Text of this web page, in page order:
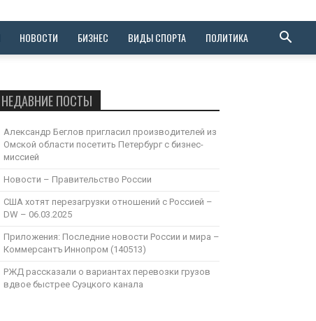
НОВОСТИ БИЗНЕС ВИДЫ СПОРТА ПОЛИТИКА
НЕДАВНИЕ ПОСТЫ
Александр Беглов пригласил производителей из
Омской области посетить Петербург с бизнес-
миссией
Новости – Правительство России
США хотят перезагрузки отношений с Россией –
DW – 06.03.2025
Приложения: Последние новости России и мира –
Коммерсантъ Иннопром (140513)
РЖД рассказали о вариантах перевозки грузов
вдвое быстрее Суэцкого канала